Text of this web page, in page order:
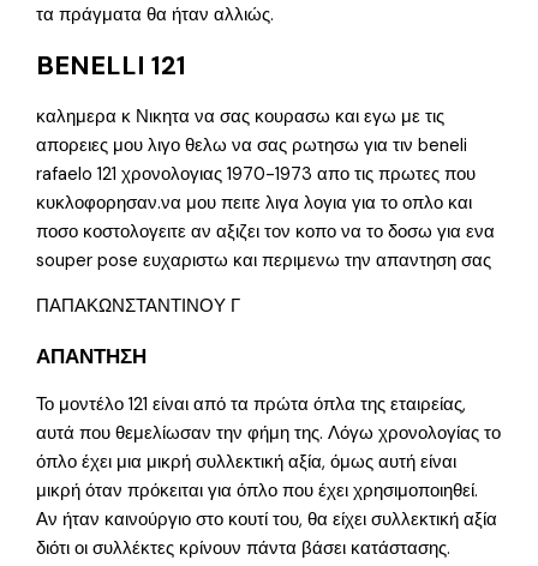
τα πράγματα θα ήταν αλλιώς.
BENELLI 121
καλημερα κ Νικητα να σας κουρασω και εγω με τις
απορειες μου λιγο θελω να σας ρωτησω για τιν beneli
rafaelo 121 χρονολογιας 1970-1973 απο τις πρωτες που
κυκλοφορησαν.να μου πειτε λιγα λογια για το οπλο και
ποσο κοστολογειτε αν αξιζει τον κοπο να το δοσω για ενα
souper pose ευχαριστω και περιμενω την απαντηση σας
ΠΑΠΑΚΩΝΣΤΑΝΤΙΝΟΥ Γ
ΑΠΑΝΤΗΣΗ
Το μοντέλο 121 είναι από τα πρώτα όπλα της εταιρείας,
αυτά που θεμελίωσαν την φήμη της. Λόγω χρονολογίας το
όπλο έχει μια μικρή συλλεκτική αξία, όμως αυτή είναι
μικρή όταν πρόκειται για όπλο που έχει χρησιμοποιηθεί.
Αν ήταν καινούργιο στο κουτί του, θα είχει συλλεκτική αξία
διότι οι συλλέκτες κρίνουν πάντα βάσει κατάστασης.